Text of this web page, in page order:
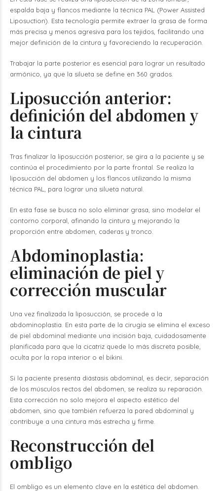
espalda baja y flancos mediante la técnica PAL (Power Assisted
Liposuction). Esta tecnología permite extraer la grasa de forma
más precisa y menos agresiva para los tejidos, facilitando una
mejor definición de la cintura y favoreciendo la recuperación.
Trabajar la parte posterior es esencial para lograr un resultado
armónico, ya que la silueta se define en 360 grados.
Liposucción anterior:
definición del abdomen y
la cintura
Tras finalizar la liposucción posterior, se gira a la paciente y se
continúa el procedimiento por la parte frontal. Se realiza la
liposucción del abdomen y los flancos utilizando la misma
técnica PAL, para lograr una silueta natural.
En esta fase se busca no solo eliminar grasa, sino modelar el
contorno corporal, afinando la cintura y mejorando la
proporción entre abdomen, caderas y tronco.
Abdominoplastia:
eliminación de piel y
corrección muscular
Una vez finalizada la liposucción, se procede a la
abdominoplastia. En esta parte de la cirugía se elimina el exceso
de piel abdominal mediante una incisión baja, cuidadosamente
planificada para que la cicatriz quede lo más discreta posible,
oculta por la ropa interior o el bikini.
Si la paciente presenta diástasis abdominal, es decir, separación
de los músculos rectos del abdomen, se realiza su reparación.
Esta corrección no solo mejora el aspecto estético del
abdomen, sino que también refuerza la pared abdominal y
contribuye a una cintura más estrecha y firme.
Reconstrucción del
ombligo
El ombligo es un elemento clave en la estética del abdomen.